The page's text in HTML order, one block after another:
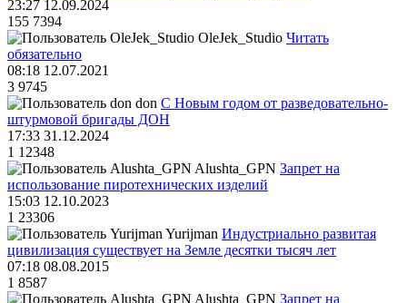
23:27 12.09.2024
155 7394
OleJek_Studio Читать
обязательно
08:18 12.07.2021
3 9745
don С Новым годом от разведовательно-
штурмовой бригады ДОН
17:33 31.12.2024
1 12348
Alushta_GPN Запрет на
использование пиротехнических изделий
15:03 12.10.2023
1 23306
Yurijman Индустриально развитая
цивилизация существует на Земле десятки тысяч лет
07:18 08.08.2015
1 8587
Alushta_GPN Запрет на